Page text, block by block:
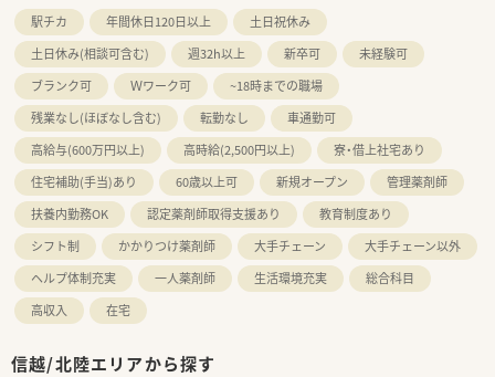
駅チカ 年間休日120日以上
土日祝休み
土日休み(相談可含む)
週32h以上 新卒可
未経験可
ブランク可
Ｗワーク可
~18時までの職場
残業なし(ほぼなし含む)
転勤なし
車通勤可
高給与(600万円以上)
高時給(2,500円以上)
寮・借上社宅あり
住宅補助(手当)あり
60歳以上可 新規オープン
管理薬剤師
扶養内勤務OK
認定薬剤師取得支援あり
教育制度あり
シフト制
かかりつけ薬剤師 大手チェーン
大手チェーン以外
ヘルプ体制充実
一人薬剤師 生活環境充実
総合科目
高収入
在宅
信越/北陸エリアから探す